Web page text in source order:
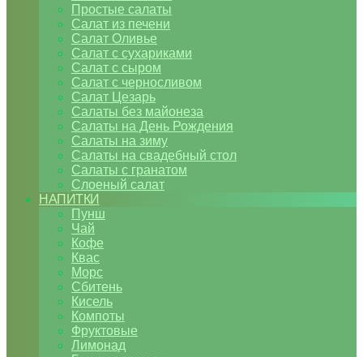
Простые салаты
Салат из печени
Салат Оливье
Салат с сухариками
Салат с сыром
Салат с черносливом
Салат Цезарь
Салаты без майонеза
Салаты на День Рождения
Салаты на зиму
Салаты на свадебный стол
Салаты с гранатом
Слоеный салат
НАПИТКИ
Пунш
Чай
Кофе
Квас
Морс
Сбитень
Кисель
Компоты
Фруктовые
Лимонад